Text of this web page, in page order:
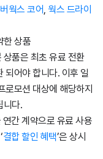
웍스 코어, 웍스 드라이
한 상품
품은 최초 유료 전환
되어야 합니다. 이후 일
로모션 대상에 해당하지
니다.
간 계약으로 유료 사용
결합 할인 혜택’은 상시